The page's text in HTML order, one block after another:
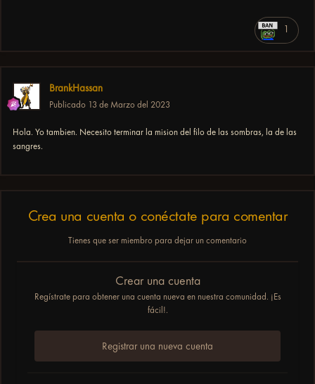
1
BrankHassan
Publicado 13 de Marzo del 2023
Hola. Yo tambien. Necesito terminar la mision del filo de las sombras, la de las
sangres.
Crea una cuenta o conéctate para comentar
Tienes que ser miembro para dejar un comentario
Crear una cuenta
Regístrate para obtener una cuenta nueva en nuestra comunidad. ¡Es
fácil!.
Registrar una nueva cuenta